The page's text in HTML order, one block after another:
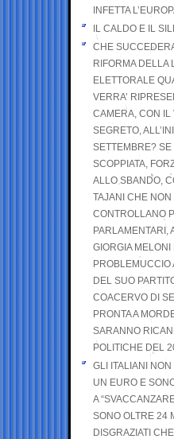
INFETTA
IL CALDO E IL
CHE
RIFORMA DELLA
ELETTORALE
VERRA’
CAMERA, CON IL
SEGRETO,
SETTEMBRE? SE
SCOPPIATA,
ALLO SBANDO,
TAJANI CHE NON
CONTROLLANO
PARLAMENTARI,
GIORGIA
PROBLEMUCCIO
DEL SUO
COACERVO DI
PRONTA A
SARANNO
POLITICHE DEL
GLI ITALIANI
UN EURO E
A
SONO OLTRE 24
DISGRAZIATI CHE